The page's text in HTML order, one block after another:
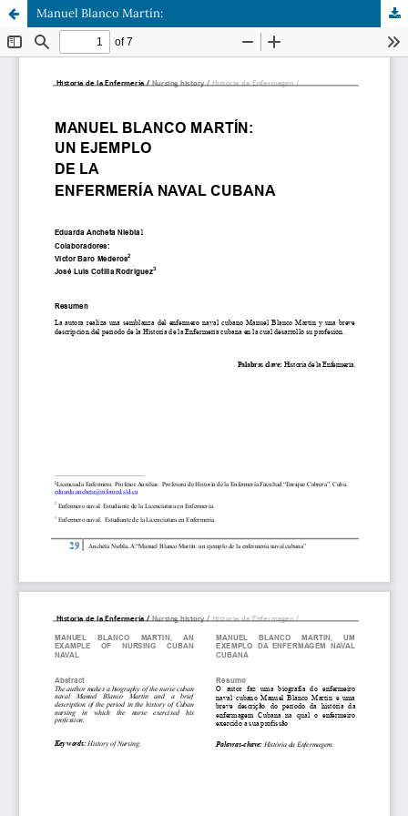
Manuel Blanco Martín: